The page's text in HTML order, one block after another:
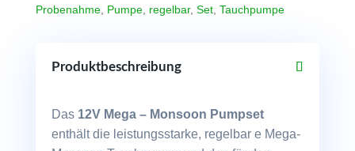
60m
Probenahme, Pumpe, regelbar, Set, Tauchpumpe
Produktbeschreibung
Das12V Mega – Monsoon Pumpset
enthält die leistungsstarke, regelbar e Mega-